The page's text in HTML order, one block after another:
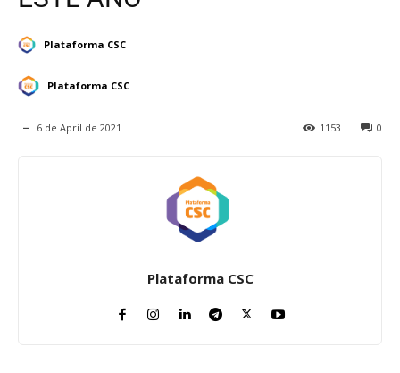
Plataforma CSC
Plataforma CSC
6 de April de 2021 0
1153
Plataforma CSC